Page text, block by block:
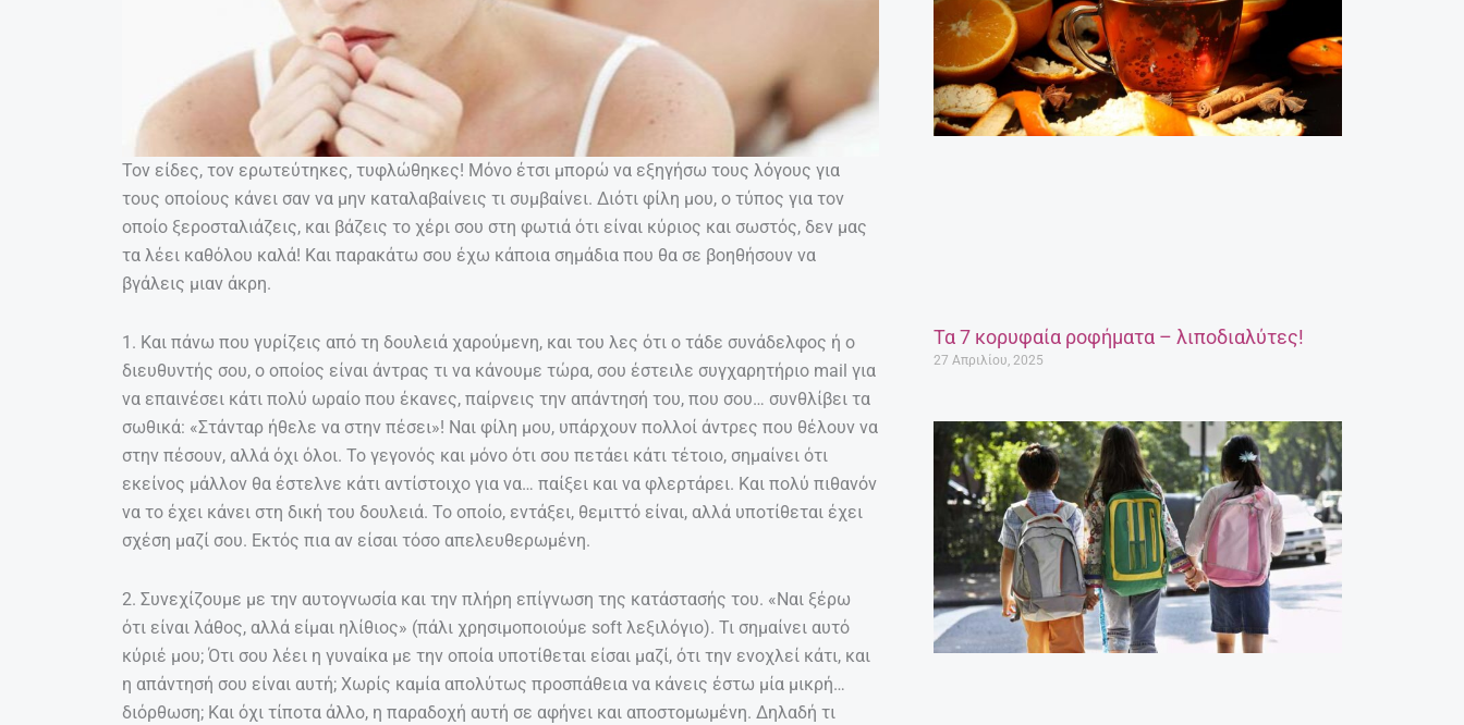
Τον είδες, τον ερωτεύτηκες, τυφλώθηκες! Μόνο έτσι μπορώ να εξηγήσω τους λόγους για
τους οποίους κάνει σαν να μην καταλαβαίνεις τι συμβαίνει. Διότι φίλη μου, ο τύπος για τον
οποίο ξεροσταλιάζεις, και βάζεις το χέρι σου στη φωτιά ότι είναι κύριος και σωστός, δεν μας
τα λέει καθόλου καλά! Και παρακάτω σου έχω κάποια σημάδια που θα σε βοηθήσουν να
βγάλεις μιαν άκρη.
1. Και πάνω που γυρίζεις από τη δουλειά χαρούμενη, και του λες ότι ο τάδε συνάδελφος ή ο
διευθυντής σου, ο οποίος είναι άντρας τι να κάνουμε τώρα, σου έστειλε συγχαρητήριο mail για
να επαινέσει κάτι πολύ ωραίο που έκανες, παίρνεις την απάντησή του, που σου… συνθλίβει τα
σωθικά: «Στάνταρ ήθελε να στην πέσει»! Ναι φίλη μου, υπάρχουν πολλοί άντρες που θέλουν να
στην πέσουν, αλλά όχι όλοι. Το γεγονός και μόνο ότι σου πετάει κάτι τέτοιο, σημαίνει ότι
εκείνος μάλλον θα έστελνε κάτι αντίστοιχο για να… παίξει και να φλερτάρει. Και πολύ πιθανόν
να το έχει κάνει στη δική του δουλειά. Το οποίο, εντάξει, θεμιττό είναι, αλλά υποτίθεται έχει
σχέση μαζί σου. Εκτός πια αν είσαι τόσο απελευθερωμένη.
2. Συνεχίζουμε με την αυτογνωσία και την πλήρη επίγνωση της κατάστασής του. «Ναι ξέρω
ότι είναι λάθος, αλλά είμαι ηλίθιος» (πάλι χρησιμοποιούμε soft λεξιλόγιο). Τι σημαίνει αυτό
κύριέ μου; Ότι σου λέει η γυναίκα με την οποία υποτίθεται είσαι μαζί, ότι την ενοχλεί κάτι, και
η απάντησή σου είναι αυτή; Χωρίς καμία απολύτως προσπάθεια να κάνεις έστω μία μικρή…
διόρθωση; Και όχι τίποτα άλλο, η παραδοχή αυτή σε αφήνει και αποστομωμένη. Δηλαδή τι
Τα 7 κορυφαία ροφήματα – λιποδιαλύτες!
27 Απριλίου, 2025